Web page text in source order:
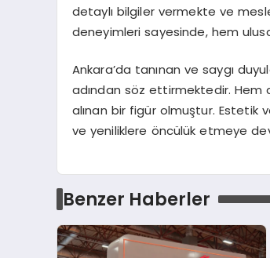
detaylı bilgiler vermekte ve
deneyimleri sayesinde, hem
Ankara’da tanınan ve saygı
adından söz ettirmektedir. Hem
alınan bir figür olmuştur. Estetik
ve yeniliklere öncülük etmeye
Benzer Haberler